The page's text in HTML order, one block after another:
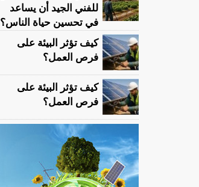
للفني الجيد أن يساعد
في تحسين حياة الناس؟
كيف تؤثر البيئة على
فرص العمل؟
كيف تؤثر البيئة على
فرص العمل؟